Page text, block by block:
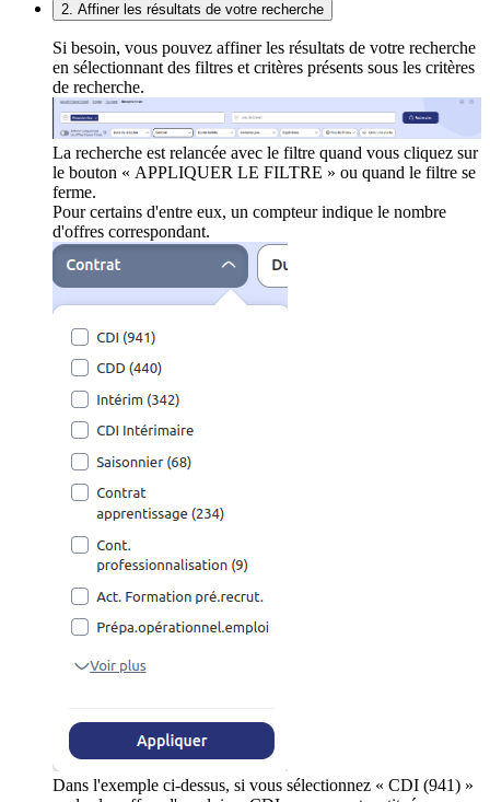
2. Affiner les résultats de votre recherche
Si besoin, vous pouvez affiner les résultats de votre recherche
en sélectionnant des filtres et critères présents sous les critères
de recherche.
La recherche est relancée avec le filtre quand vous cliquez sur
le bouton « APPLIQUER LE FILTRE » ou quand le filtre se
ferme.
Pour certains d'entre eux, un compteur indique le nombre
d'offres correspondant.
Dans l'exemple ci-dessus, si vous sélectionnez « CDI (941) »